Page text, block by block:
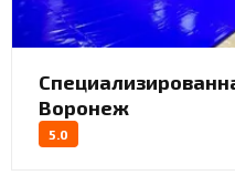
Воронеж
5.0